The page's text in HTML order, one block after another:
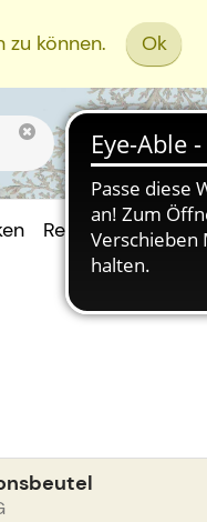
können. Ok
Rezept Einreichen